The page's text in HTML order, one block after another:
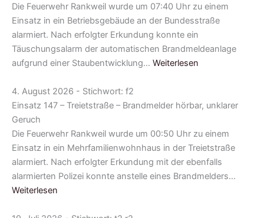
Die Feuerwehr Rankweil wurde um 07:40 Uhr zu einem
Einsatz in ein Betriebsgebäude an der Bundesstraße
alarmiert. Nach erfolgter Erkundung konnte ein
Täuschungsalarm der automatischen Brandmeldeanlage
aufgrund einer Staubentwicklung… Weiterlesen
4. August 2026 - Stichwort: f2
Einsatz 147 – Treietstraße – Brandmelder hörbar, unklarer
Geruch
Die Feuerwehr Rankweil wurde um 00:50 Uhr zu einem
Einsatz in ein Mehrfamilienwohnhaus in der Treietstraße
alarmiert. Nach erfolgter Erkundung mit der ebenfalls
alarmierten Polizei konnte anstelle eines Brandmelders…
Weiterlesen